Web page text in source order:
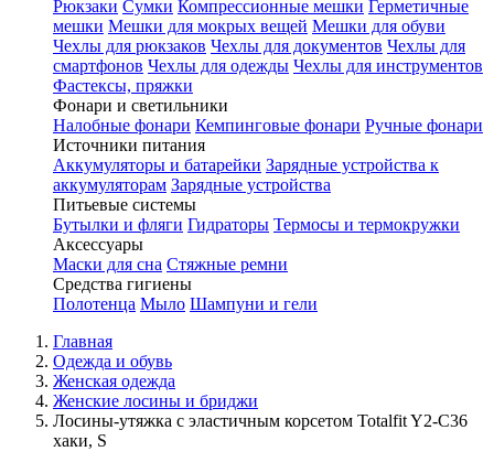
Рюкзаки Сумки Компрессионные мешки Герметичные
мешки Мешки для мокрых вещей Мешки для обуви
Чехлы для рюкзаков Чехлы для документов Чехлы для
смартфонов Чехлы для одежды Чехлы для инструментов
Фастексы, пряжки
Фонари и светильники
Налобные фонари Кемпинговые фонари Ручные фонари
Источники питания
Аккумуляторы и батарейки Зарядные устройства к
аккумуляторам Зарядные устройства
Питьевые системы
Бутылки и фляги Гидраторы Термосы и термокружки
Аксессуары
Маски для сна Стяжные ремни
Средства гигиены
Полотенца Мыло Шампуни и гели
Главная
Одежда и обувь
Женская одежда
Женские лосины и бриджи
Лосины-утяжка с эластичным корсетом Totalfit Y2-C36
хаки, S